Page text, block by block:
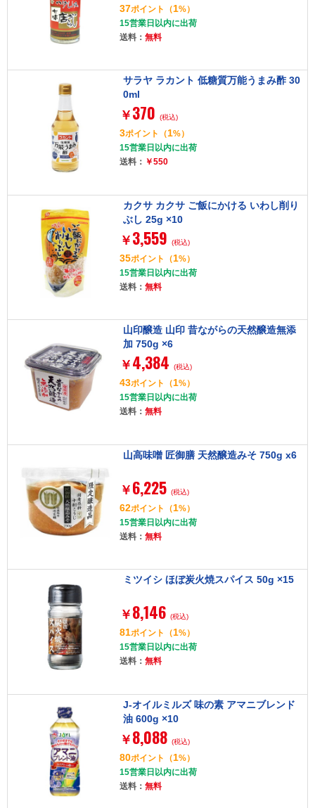
37ポイント （1%）
15営業日以内に出荷
送料： 無料
サラヤ ラカント 低糖質万能うまみ酢 30
0ml
￥ 370 (税込)
3ポイント （1%）
15営業日以内に出荷
送料： ￥550
カクサ カクサ ご飯にかける いわし削り
ぶし 25g ×10
￥ 3,559 (税込)
35ポイント （1%）
15営業日以内に出荷
送料： 無料
山印醸造 山印 昔ながらの天然醸造無添
加 750g ×6
￥ 4,384 (税込)
43ポイント （1%）
15営業日以内に出荷
送料： 無料
山高味噌 匠御膳 天然醸造みそ 750g x6
￥ 6,225 (税込)
62ポイント （1%）
15営業日以内に出荷
送料： 無料
ミツイシ ほぼ炭火焼スパイス 50g ×15
￥ 8,146 (税込)
81ポイント （1%）
15営業日以内に出荷
送料： 無料
J-オイルミルズ 味の素 アマニブレンド
油 600g ×10
￥ 8,088 (税込)
80ポイント （1%）
15営業日以内に出荷
送料： 無料